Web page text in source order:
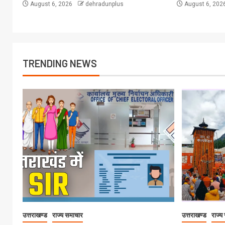
August 6, 2026 dehradunplus August 6,
TRENDING NEWS
उत्तराखण्ड राज्य समाचार उत्तराखण्ड राज्य